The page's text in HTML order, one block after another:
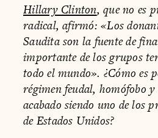
Hillary Clinton, que no es
radical, afirmó: «Los
Saudita son la fuente de
importante de los grupos
todo el mundo». ¿Cómo es
régimen feudal, homófobo
acabado siendo uno de los
de Estados Unidos?